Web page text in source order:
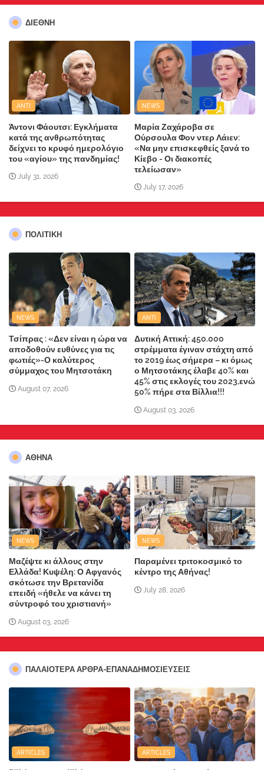
ΔΙΕΘΝΗ
ANTI
Άντονι Φάουτσι: Εγκλήματα
κατά της ανθρωπότητας
δείχνει το κρυφό ημερολόγιο
του «αγίου» της πανδημίας!
July 31, 2026
NEWS
Μαρία Ζαχάροβα σε
Ούρσουλα Φον ντερ Λάιεν:
«Να μην επισκεφθείς ξανά το
Κίεβο - Οι διακοπές
τελείωσαν»
July 17, 2026
ΠΟΛΙΤΙΚΗ
NEWS
Τσίπρας : «Δεν είναι η ώρα να
αποδοθούν ευθύνες για τις
φωτιές»-Ο καλύτερος
σύμμαχος του Μητσοτάκη
August 07, 2026
ANTI
Δυτική Αττική: 450.000
στρέμματα έγιναν στάχτη από
το 2019 έως σήμερα – κι όμως
ο Μητσοτάκης έλαβε 40% και
45% στις εκλογές του 2023,ενώ
50% πήρε στα Βίλλια!!!
August 03, 2026
ΑΘΗΝΑ
NEWS
Μαζέψτε κι άλλους στην
Ελλάδα! Κυψέλη: Ο Αφγανός
σκότωσε την Βρετανίδα
επειδή «ήθελε να κάνει τη
σύντροφό του χριστιανή»
August 03, 2026
NEWS
Παραμένει τριτοκοσμικό το
κέντρο της Αθήνας!
July 28, 2026
ΠΑΛΑΙΟΤΕΡΑ ΑΡΘΡΑ-ΕΠΑΝΑΔΗΜΟΣΙΕΥΣΕΙΣ
ARTICLES ARTICLES